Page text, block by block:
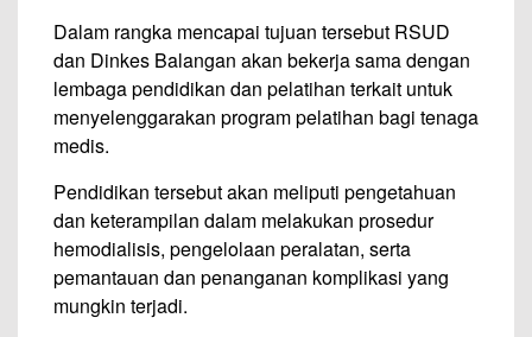
Dalam rangka mencapai tujuan tersebut RSUD
dan Dinkes Balangan akan bekerja sama dengan
lembaga pendidikan dan pelatihan terkait untuk
menyelenggarakan program pelatihan bagi tenaga
medis.
Pendidikan tersebut akan meliputi pengetahuan
dan keterampilan dalam melakukan prosedur
hemodialisis, pengelolaan peralatan, serta
pemantauan dan penanganan komplikasi yang
mungkin terjadi.